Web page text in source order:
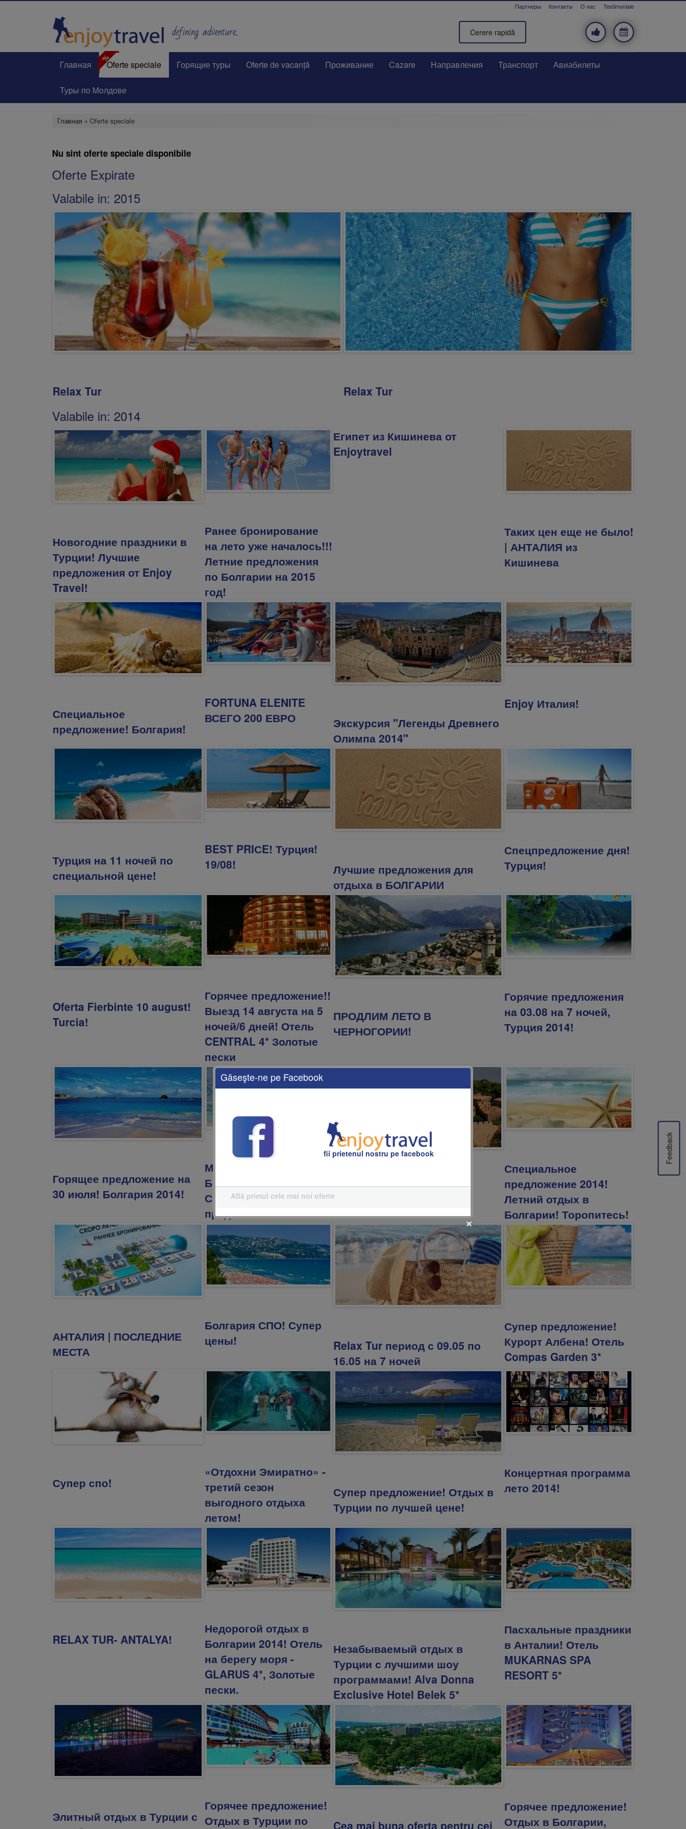
Testimoniale
О нас
Контакты
Партнеры
defining adventure.. Cerere rapidă
Главная
%
Oferte speciale Горящие туры Oferte de vacanță Проживание Cazare Направления Транспорт Авиабилеты
Туры по Молдове
Главная » Oferte speciale
Nu sint oferte speciale disponibile
Oferte Expirate
Valabile in: 2015
Relax Tur Relax Tur
Valabile in: 2014
Новогодние праздники в
Турции! Лучшие
предложения от Enjoy
Travel!
Ранее бронирование
на лето уже началось!!!
Летние предложения
по Болгарии на 2015
год!
Египет из Кишинева от
Enjoytravel
Таких цен еще не было!
| АНТАЛИЯ из
Кишинева
Специальное
предложение! Болгария!
FORTUNA ELENITE
ВСЕГО 200 ЕВРО
Экскурсия "Легенды Древнего
Олимпа 2014"
Enjoy Италия!
Турция на 11 ночей по
специальной цене!
BEST PRIСE! Турция!
19/08!
Лучшие предложения для
отдыха в БОЛГАРИИ
Спецпредложение дня!
Турция!
Oferta Fierbinte 10 august!
Turcia!
Горячее предложение!!
Выезд 14 августа на 5
ночей/6 дней! Отель
CENTRAL 4* Золотые
пески
ПРОДЛИМ ЛЕТО В
ЧЕРНОГОРИИ!
Горячие предложения
на 03.08 на 7 ночей,
Турция 2014!
Горящее предложение на
30 июля! Болгария 2014!
Молодёжный отдых в
Болгарии!
Специальное
предложение!
Испания по супер цене!
Специальное
предложение 2014!
Летний отдых в
Болгарии! Торопитесь!
АНТАЛИЯ | ПОСЛЕДНИЕ
МЕСТА
Болгария СПО! Супер
цены!
Relax Tur период с 09.05 по
16.05 на 7 ночей
Супер предложение!
Курорт Албена! Отель
Compas Garden 3*
Супер спо!
«Отдохни Эмиратно» -
третий сезон
выгодного отдыха
летом!
Супер предложение! Отдых в
Турции по лучшей цене!
Концертная программа
лето 2014!
RELAX TUR- ANTALYA!
Недорогой отдых в
Болгарии 2014! Отель
на берегу моря -
GLARUS 4*, Золотые
пески.
Незабываемый отдых в
Турции с лучшими шоу
программами! Alva Donna
Exclusive Hotel Belek 5*
Пасхальные праздники
в Анталии! Отель
MUKARNAS SPA
RESORT 5*
Элитный отдых в Турции с
Горячее предложение!
Отдых в Турции по
Cea mai buna oferta pentru cei
Горячее предложение!
Отдых в Болгарии,
Feedback
Găseşte-ne pe Facebook
fii prietenul nostru pe facebook
Află primul cele mai noi oferte